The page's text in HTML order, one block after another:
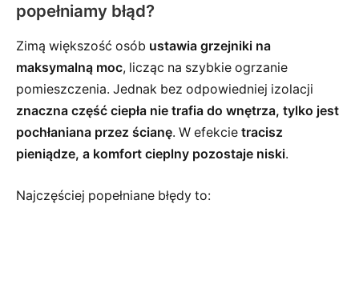
popełniamy błąd?
Zimą większość osób ustawia grzejniki na
maksymalną moc, licząc na szybkie ogrzanie
pomieszczenia. Jednak bez odpowiedniej izolacji
znaczna część ciepła nie trafia do wnętrza, tylko jest
pochłaniana przez ścianę. W efekcie tracisz
pieniądze, a komfort cieplny pozostaje niski.
Najczęściej popełniane błędy to: